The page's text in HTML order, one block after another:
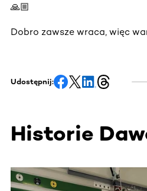
🙏🏼
Dobro zawsze wraca, więc
Udostępnij:
Historie
Ta sekcja zawiera treści